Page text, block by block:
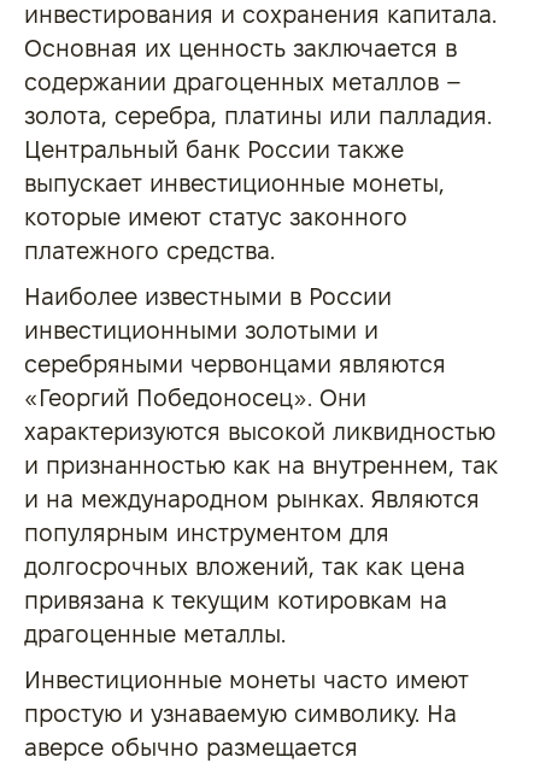
инвестирования и сохранения капитала.
Основная их ценность заключается в
содержании драгоценных металлов –
золота, серебра, платины или палладия.
Центральный банк России также
выпускает инвестиционные монеты,
которые имеют статус законного
платежного средства.
Наиболее известными в России
инвестиционными золотыми и
серебряными червонцами являются
«Георгий Победоносец». Они
характеризуются высокой ликвидностью
и признанностью как на внутреннем, так
и на международном рынках. Являются
популярным инструментом для
долгосрочных вложений, так как цена
привязана к текущим котировкам на
драгоценные металлы.
Инвестиционные монеты часто имеют
простую и узнаваемую символику. На
аверсе обычно размещается